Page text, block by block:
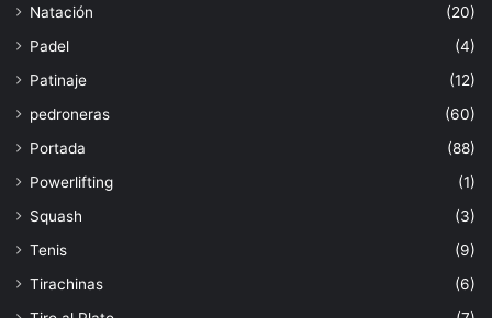
Natación
(20)
Padel
(4)
Patinaje
(12)
pedroneras
(60)
Portada
(88)
Powerlifting
(1)
Squash
(3)
Tenis
(9)
Tirachinas
(6)